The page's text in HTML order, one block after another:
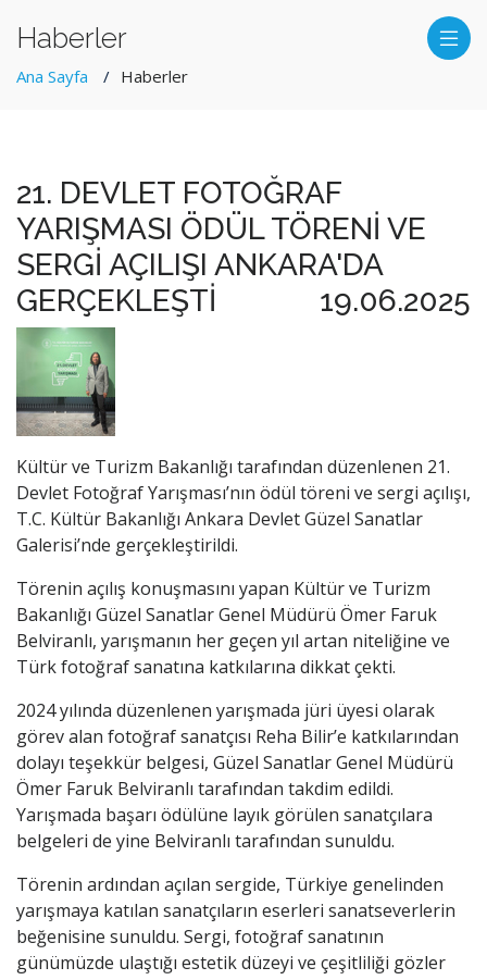
Haberler
Ana Sayfa Haberler
21. DEVLET FOTOĞRAF
YARIŞMASI ÖDÜL TÖRENİ VE
SERGİ AÇILIŞI ANKARA'DA
GERÇEKLEŞTİ
19.06.2025
Kültür ve Turizm Bakanlığı tarafından düzenlenen 21.
Devlet Fotoğraf Yarışması’nın ödül töreni ve sergi açılışı,
T.C. Kültür Bakanlığı Ankara Devlet Güzel Sanatlar
Galerisi’nde gerçekleştirildi.
Törenin açılış konuşmasını yapan Kültür ve Turizm
Bakanlığı Güzel Sanatlar Genel Müdürü Ömer Faruk
Belviranlı, yarışmanın her geçen yıl artan niteliğine ve
Türk fotoğraf sanatına katkılarına dikkat çekti.
2024 yılında düzenlenen yarışmada jüri üyesi olarak
görev alan fotoğraf sanatçısı Reha Bilir’e katkılarından
dolayı teşekkür belgesi, Güzel Sanatlar Genel Müdürü
Ömer Faruk Belviranlı tarafından takdim edildi.
Yarışmada başarı ödülüne layık görülen sanatçılara
belgeleri de yine Belviranlı tarafından sunuldu.
Törenin ardından açılan sergide, Türkiye genelinden
yarışmaya katılan sanatçıların eserleri sanatseverlerin
beğenisine sunuldu. Sergi, fotoğraf sanatının
günümüzde ulaştığı estetik düzeyi ve çeşitliliği gözler